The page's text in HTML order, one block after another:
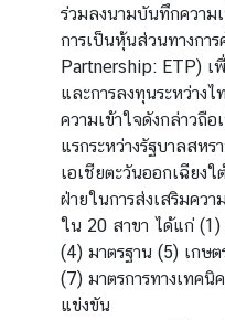
ด์
ล
ทำ
ก
ร
ร่วมลงนามบันทึกความ
การเป็นหุ้นส่วนทางกา
Partnership: ETP) เ
และการลงทุนระหว่าง
ความเข้าใจดังกล่าวถื
แรกระหว่างรัฐบาลสห
เอเชียตะวันออกเฉียง
ฝ่ายในการส่งเสริมควา
ใน 20 สาขา ได้แก่
(4) มาตรฐาน (5) เกษ
(7) มาตรการทางเทค
แข่งขัน